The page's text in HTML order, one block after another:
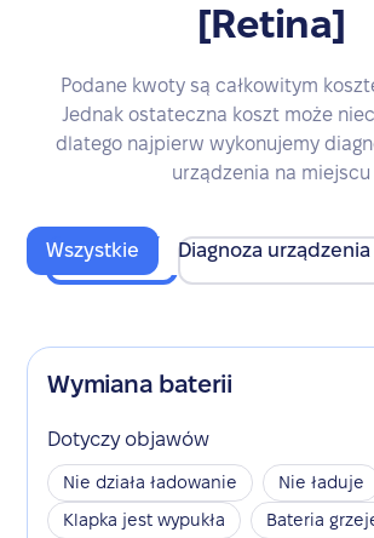
[Retina]
Podane kwoty są całkowitym
Jednak ostateczna koszt może
dlatego najpierw wykonujemy
urządzenia na miejscu
Wszystkie Diagnoza urządzenia
Wymiana baterii
Dotyczy objawów
Nie działa ładowanie
Nie ładuje
Klapka jest wypukła
Bateria